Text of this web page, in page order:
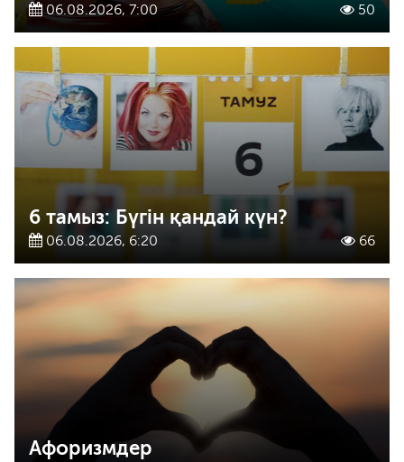
06.08.2026, 7:00 50
6 тамыз: Бүгін қандай күн?
06.08.2026, 6:20 66
Афоризмдер